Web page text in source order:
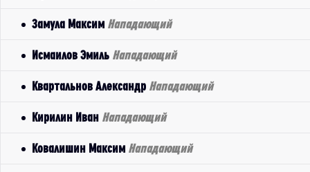
Замула Максим Нападающий
Исмаилов Эмиль Нападающий
Квартальнов Александр Нападающий
Кирилин Иван Нападающий
Ковалишин Максим Нападающий